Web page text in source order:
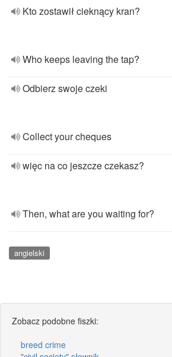
Kto zostawił cieknący kran?
Who keeps leaving the tap?
Odbierz swoje czeki
Collect your cheques
więc na co jeszcze czekasz?
Then, what are you waiting for?
angielski
Zobacz podobne fiszki:
breed crime